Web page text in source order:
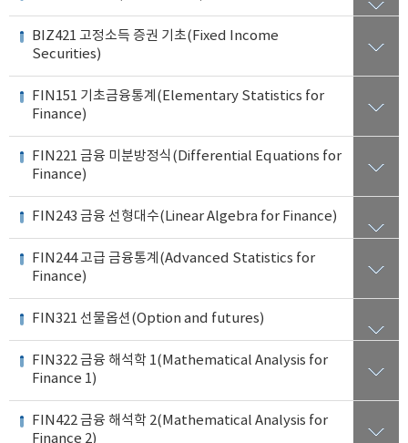
BIZ421 고정소득 증권 기초(Fixed Income
Securities)
FIN151 기초금융통계(Elementary Statistics for
Finance)
FIN221 금융 미분방정식(Differential Equations for
Finance)
FIN243 금융 선형대수(Linear Algebra for Finance)
FIN244 고급 금융통계(Advanced Statistics for
Finance)
FIN321 선물옵션(Option and futures)
FIN322 금융 해석학 1(Mathematical Analysis for
Finance 1)
FIN422 금융 해석학 2(Mathematical Analysis for
Finance 2)